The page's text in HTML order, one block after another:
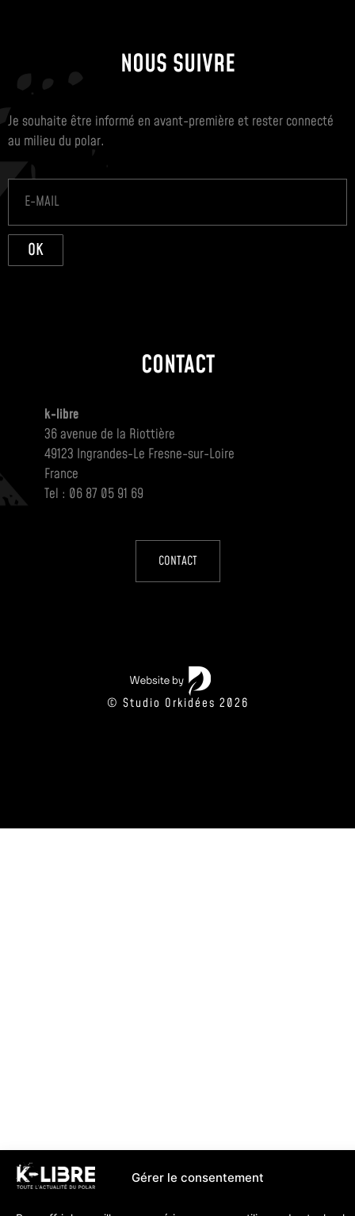
Gérer le consentement
NOUS SUIVRE
Je souhaite être informé en avant-première et rester connecté
au milieu du polar.
OK
CONTACT
k-libre
36 avenue de la Riottière
49123 Ingrandes-Le Fresne-sur-Loire
France
Tel : 06 87 05 91 69
CONTACT
© Studio Orkidées 2026